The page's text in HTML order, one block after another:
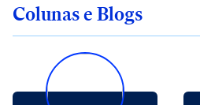
Colunas e Blogs